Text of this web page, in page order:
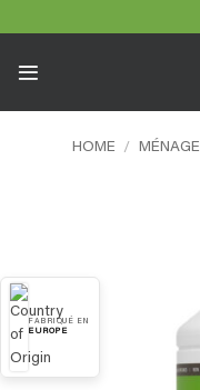
to
HOME / MÉNAGE
FABRIQUÉ EN
EUROPE